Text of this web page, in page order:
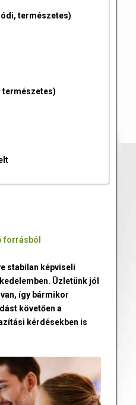
természetes)
természetes)
forrásból
stabilan képviseli
Üzletünk jól
így bármikor
követően a
kérdésekben is